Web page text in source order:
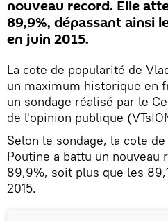
nouveau record. Elle
89,9%, dépassant ainsi
en juin 2015.
La cote de popularité de
un maximum historique en
un sondage réalisé par le
de l'opinion publique
Selon le sondage, la cote
Poutine a battu un nouveau
89,9%, soit plus que les
2015.